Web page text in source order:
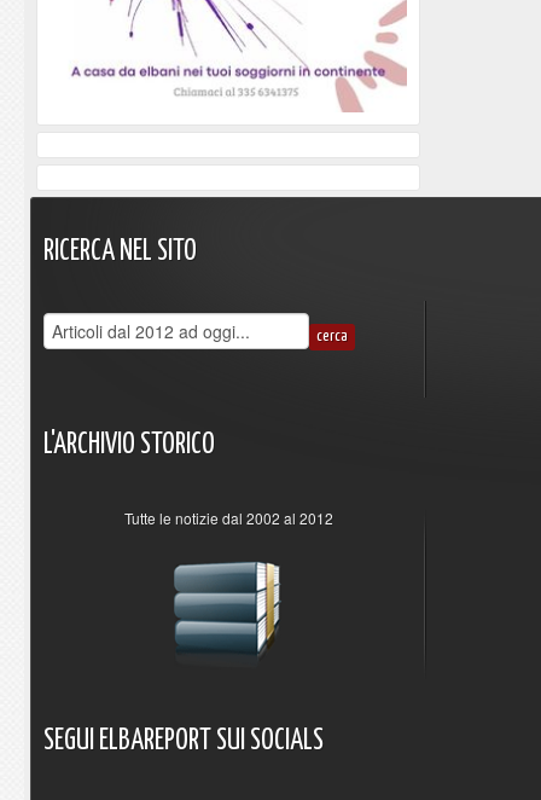
RICERCA NEL SITO
L'ARCHIVIO STORICO
Tutte le notizie dal 2002 al 2012
SEGUI ELBAREPORT SUI SOCIALS